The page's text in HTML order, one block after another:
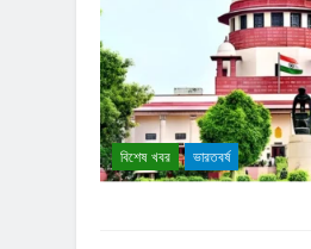
বিশেষ খবর ভারতবর্ষ